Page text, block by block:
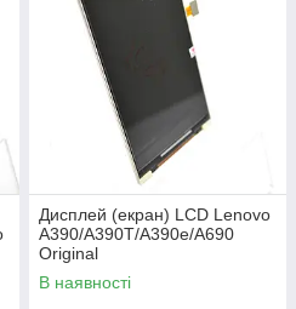
Дисплей (екран) LCD Lenovo
A390/A390T/A390e/A690
Original
В наявності